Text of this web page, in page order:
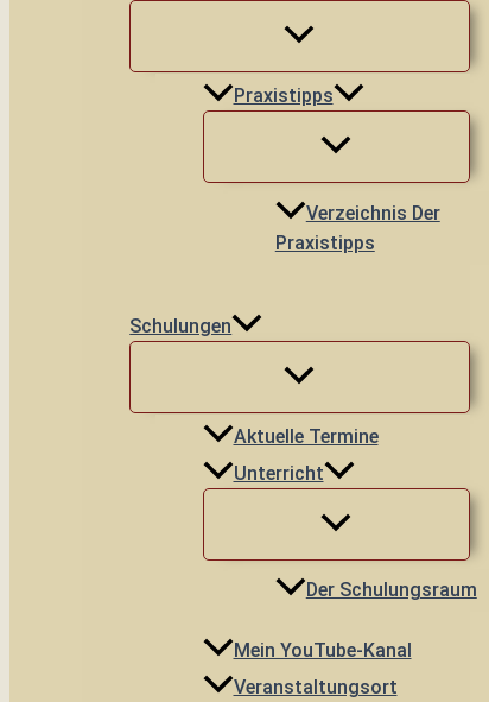
Praxistipps
Verzeichnis Der
Praxistipps
Schulungen
Aktuelle Termine
Unterricht
Der Schulungsraum
Mein YouTube-Kanal
Veranstaltungsort